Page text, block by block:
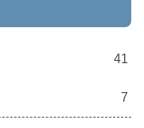
41
7